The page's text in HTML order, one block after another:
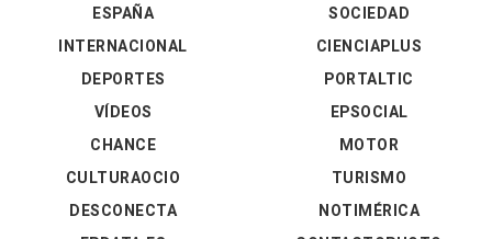
ESPAÑA
INTERNACIONAL
DEPORTES
VÍDEOS
SOCIEDAD
CIENCIAPLUS
PORTALTIC
EPSOCIAL
CHANCE
CULTURAOCIO
DESCONECTA
MOTOR
TURISMO
NOTIMÉRICA